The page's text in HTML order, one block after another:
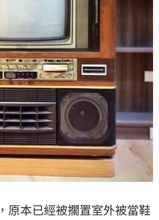
本已經被擱置室外被當鞋